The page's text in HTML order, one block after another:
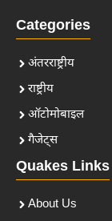
Categories
अंतरराष्ट्रीय
राष्ट्रीय
ऑटोमोबाइल
गैजेट्स
Quakes Links
About Us